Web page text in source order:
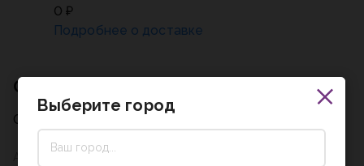
Описание
Описание на стадии заполнения
0 ₽
Подробнее о доставке
Выберите город